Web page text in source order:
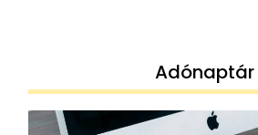
Adónaptár